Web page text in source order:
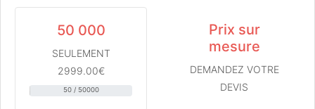
50 000
SEULEMENT
2999.00€
50 / 50000
Prix sur
mesure
DEMANDEZ VOTRE
DEVIS